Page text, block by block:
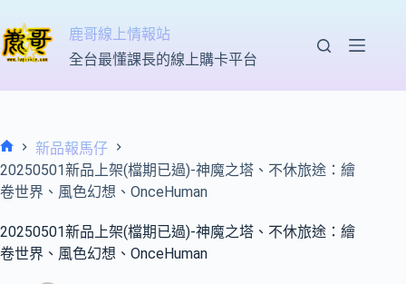
至
主
鹿哥線上情報站
全台最懂課長的線上購卡平台
首
頁
新品報馬仔
20250501新品上架(檔期已過)-神魔之塔、不休旅途：繪
卷世界、風色幻想、OnceHuman
20250501新品上架(檔期已過)-神魔之塔、不休旅途：繪
卷世界、風色幻想、OnceHuman